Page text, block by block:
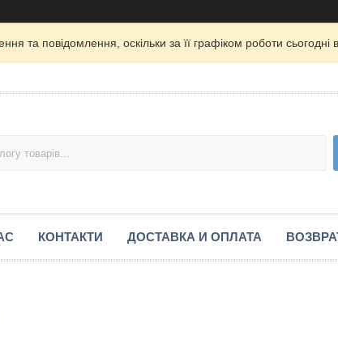
та повідомлення, оскільки за її графіком роботи
КОНТАКТИ ДОСТАВКА И ОПЛАТА